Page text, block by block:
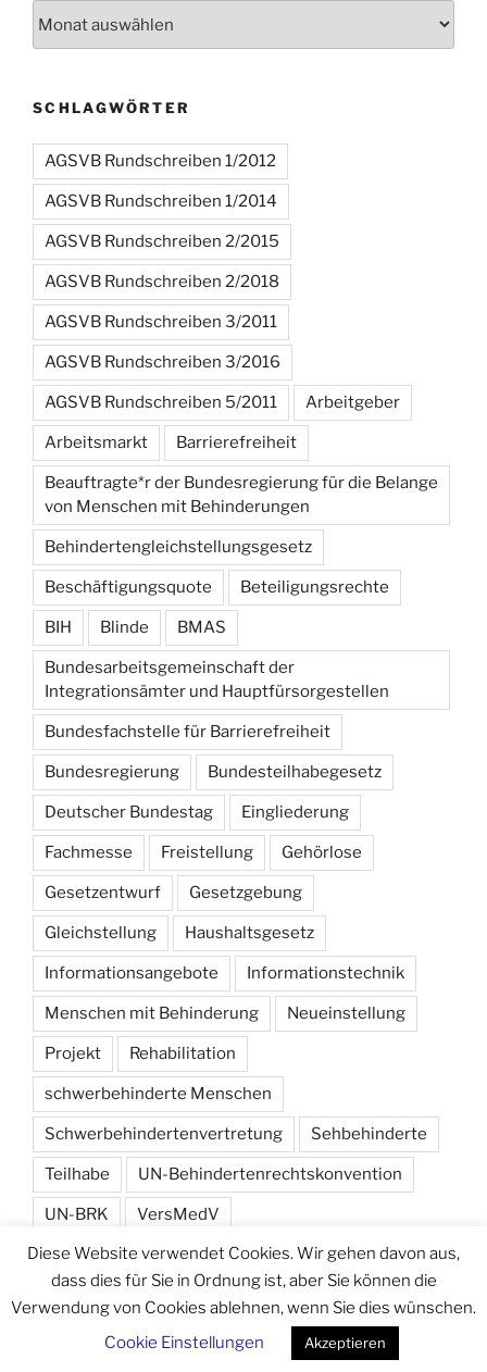
SCHLAGWÖRTER
AGSVB Rundschreiben 1/2012
AGSVB Rundschreiben 1/2014
AGSVB Rundschreiben 2/2015
AGSVB Rundschreiben 2/2018
AGSVB Rundschreiben 3/2011
AGSVB Rundschreiben 3/2016
AGSVB Rundschreiben 5/2011 Arbeitgeber
Arbeitsmarkt Barrierefreiheit
Beauftragte*r der Bundesregierung für die Belange
von Menschen mit Behinderungen
Behindertengleichstellungsgesetz
Beschäftigungsquote Beteiligungsrechte
BIH Blinde BMAS
Bundesarbeitsgemeinschaft der
Integrationsämter und Hauptfürsorgestellen
Bundesfachstelle für Barrierefreiheit
Bundesregierung Bundesteilhabegesetz
Deutscher Bundestag Eingliederung
Fachmesse Freistellung Gehörlose
Gesetzentwurf Gesetzgebung
Gleichstellung Haushaltsgesetz
Informationsangebote Informationstechnik
Menschen mit Behinderung Neueinstellung
Projekt Rehabilitation
schwerbehinderte Menschen
Schwerbehindertenvertretung Sehbehinderte
Teilhabe UN-Behindertenrechtskonvention
UN-BRK VersMedV
Versorgungsmedizin-Verordnung Wahlen
Diese Website verwendet Cookies. Wir gehen davon aus,
dass dies für Sie in Ordnung ist, aber Sie können die
Verwendung von Cookies ablehnen, wenn Sie dies wünschen.
Cookie Einstellungen
Akzeptieren